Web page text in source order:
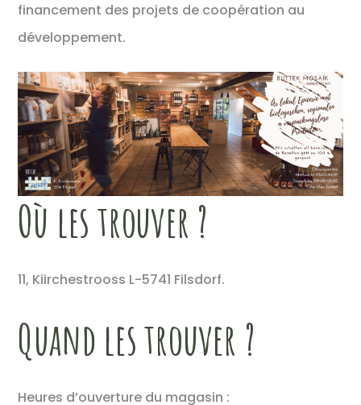
financement des projets de coopération au
développement.
Où les trouver ?
11, Kiirchestrooss L-5741 Filsdorf.
Quand les trouver ?
Heures d’ouverture du magasin :